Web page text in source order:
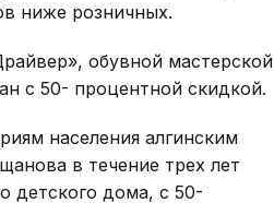
ниже розничных.
обувной мастерской
с 50- процентной скидкой.
населения алгинским
в течение трех лет
детского дома, с 50-